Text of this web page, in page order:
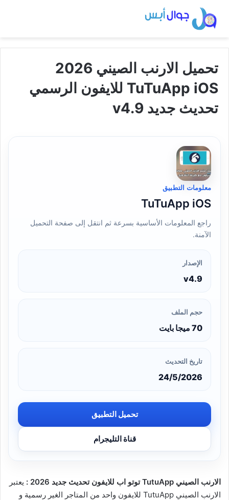
تحميل الارنب الصيني 2026
TuTuApp iOS للايفون الرسمي
تحديث جديد v4.9
معلومات التطبيق
TuTuApp iOS
راجع المعلومات الأساسية بسرعة ثم انتقل إلى صفحة التحميل
الآمنة.
الإصدار
v4.9
حجم الملف
70 ميجا بايت
تاريخ التحديث
24/5/2026
تحميل التطبيق
قناة التليجرام
الارنب الصيني TutuApp توتو اب للايفون تحديث جديد 2026 :
يعتبر
الارنب الصيني TutuApp للايفون واحد من المتاجر الغير رسمية و